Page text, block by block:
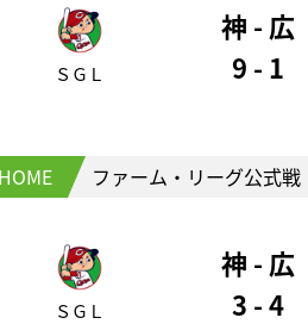
ＳＧＬ
神 - 広
9 - 1
HOME ファーム・リーグ公式戦
ＳＧＬ
神 - 広
3 - 4